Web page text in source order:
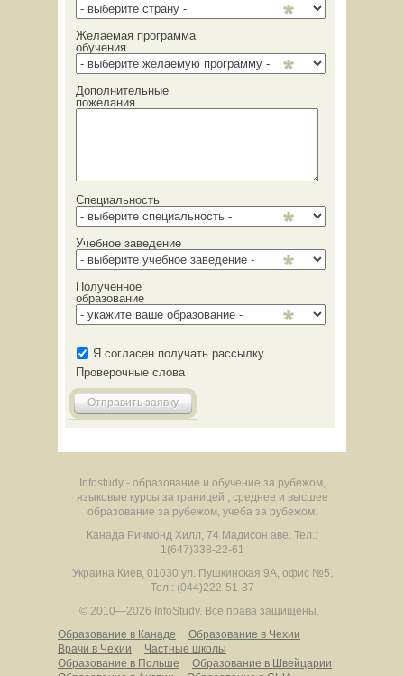
Желаемая программа
обучения
Дополнительные
пожелания
Специальность
Учебное заведение
Полученное
образование
Я согласен получать рассылку
Проверочные слова
Отправить заявку
Infostudy - образование и обучение за рубежом,
языковые курсы за границей , среднее и высшее
образование за рубежом, учеба за рубежом.
Канада Ричмонд Хилл, 74 Мадисон аве. Тел.:
1(647)338-22-61
Украина Киев, 01030 ул. Пушкинская 9А, офис №5.
Тел.: (044)222-51-37
© 2010—2026 InfoStudy. Все права защищены.
Образование в Канаде
Образование в Чехии
Врачи в Чехии
Частные школы
Образование в Польше
Образование в Швейцарии